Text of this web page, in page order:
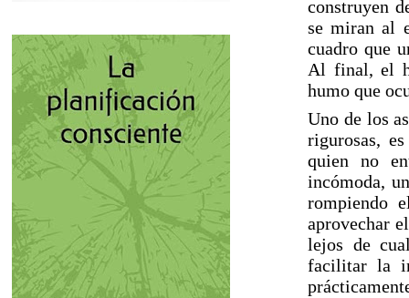
construyen
se miran al
cuadro que
Al final, el
humo que
Uno de los
rigurosas,
quien no
incómoda,
rompiendo
aprovechar
lejos de
facilitar la